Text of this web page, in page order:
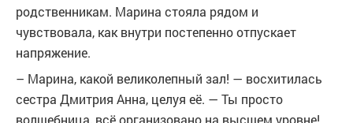
родственникам. Марина стояла рядом и
чувствовала, как внутри постепенно отпускает
напряжение.
– Марина, какой великолепный зал! — восхитилась
сестра Дмитрия Анна, целуя её. — Ты просто
волшебница, всё организовано на высшем уровне!